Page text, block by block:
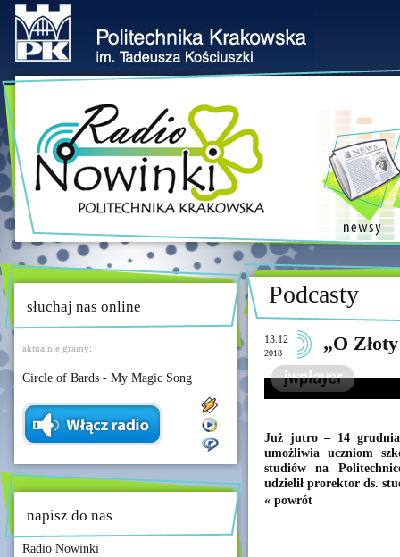
słuchaj nas online
aktualnie gramy:
Circle of Bards - My Magic Song
napisz do nas
Radio Nowinki
Podcasty
13.12
2018 „O
Już jutro – 14
umożliwia uczniom
studiów na
udzielił prorektor ds.
« powrót